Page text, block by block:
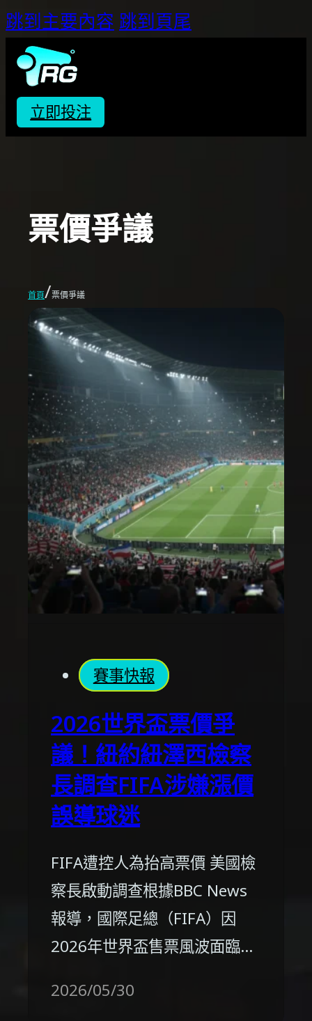
跳到主要內容 跳到頁尾
立即投注
票價爭議
首頁/票價爭議
賽事快報
2026世界盃票價爭
議！紐約紐澤西檢察
長調查FIFA涉嫌漲價
誤導球迷
FIFA遭控人為抬高票價 美國檢
察長啟動調查根據BBC News
報導，國際足總（FIFA）因
2026年世界盃售票風波面臨…
2026/05/30